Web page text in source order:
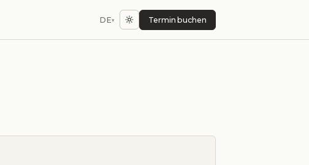
DE▾ Termin buchen